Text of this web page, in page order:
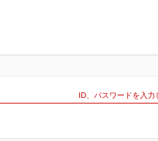
ID、パスワードを入